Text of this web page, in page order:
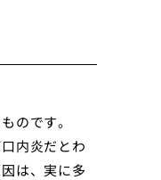
のです。
内炎だとわ
は、実に多